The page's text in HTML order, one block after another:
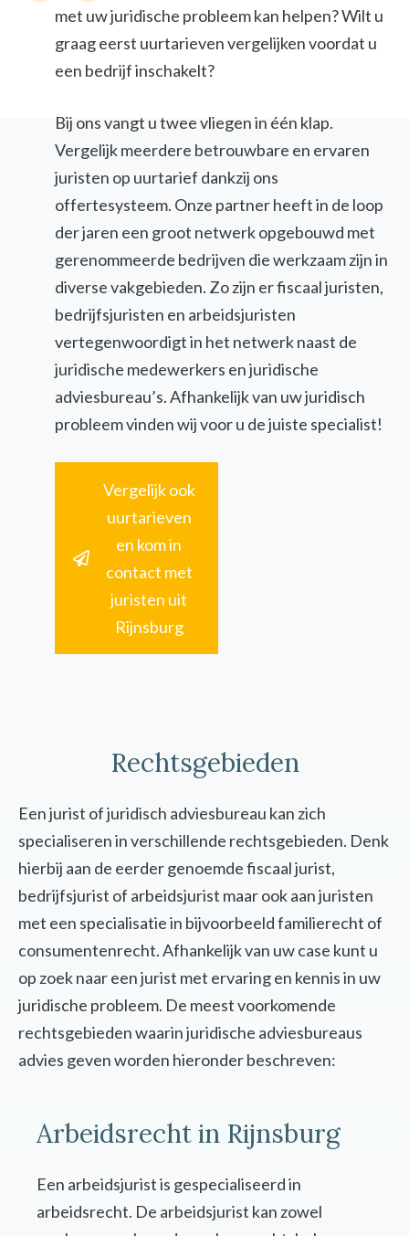
met uw juridische probleem kan helpen? Wilt u
graag eerst uurtarieven vergelijken voordat u
een bedrijf inschakelt?
Bij ons vangt u twee vliegen in één klap.
Vergelijk meerdere betrouwbare en ervaren
juristen op uurtarief dankzij ons
offertesysteem. Onze partner heeft in de loop
der jaren een groot netwerk opgebouwd met
gerenommeerde bedrijven die werkzaam zijn in
diverse vakgebieden. Zo zijn er fiscaal juristen,
bedrijfsjuristen en arbeidsjuristen
vertegenwoordigt in het netwerk naast de
juridische medewerkers en juridische
adviesbureau’s. Afhankelijk van uw juridisch
probleem vinden wij voor u de juiste specialist!
Vergelijk ook
uurtarieven
en kom in
contact met
juristen uit
Rijnsburg
Rechtsgebieden
Een jurist of juridisch adviesbureau kan zich
specialiseren in verschillende rechtsgebieden. Denk
hierbij aan de eerder genoemde fiscaal jurist,
bedrijfsjurist of arbeidsjurist maar ook aan juristen
met een specialisatie in bijvoorbeeld familierecht of
consumentenrecht. Afhankelijk van uw case kunt u
op zoek naar een jurist met ervaring en kennis in uw
juridische probleem. De meest voorkomende
rechtsgebieden waarin juridische adviesbureaus
advies geven worden hieronder beschreven:
Arbeidsrecht in Rijnsburg
Een arbeidsjurist is gespecialiseerd in
arbeidsrecht. De arbeidsjurist kan zowel